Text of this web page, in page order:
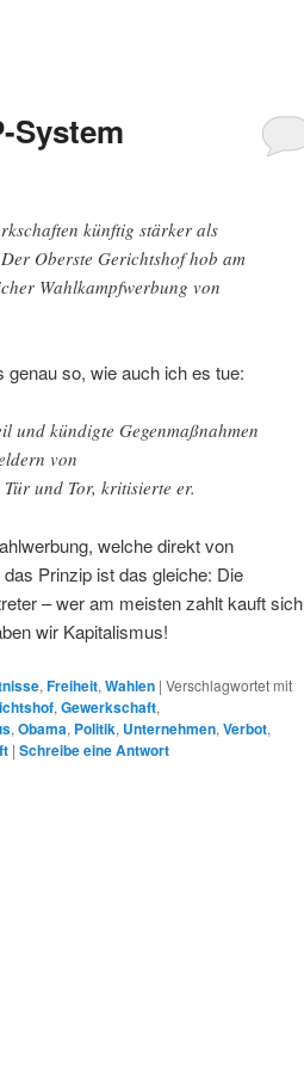
System
künftig stärker als
Oberste Gerichtshof hob am
Wahlkampfwerbung von
genau so, wie auch ich es tue:
und kündigte Gegenmaßnahmen
von
und Tor, kritisierte er.
welche direkt von
Prinzip ist das gleiche: Die
– wer am meisten zahlt kauft sich
wir Kapitalismus!
, Freiheit, Wahlen | Verschlagwortet mit
, Gewerkschaft,
, Obama, Politik, Unternehmen, Verbot,
| Schreibe eine Antwort